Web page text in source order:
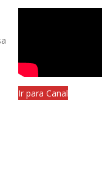
Ir para Canal